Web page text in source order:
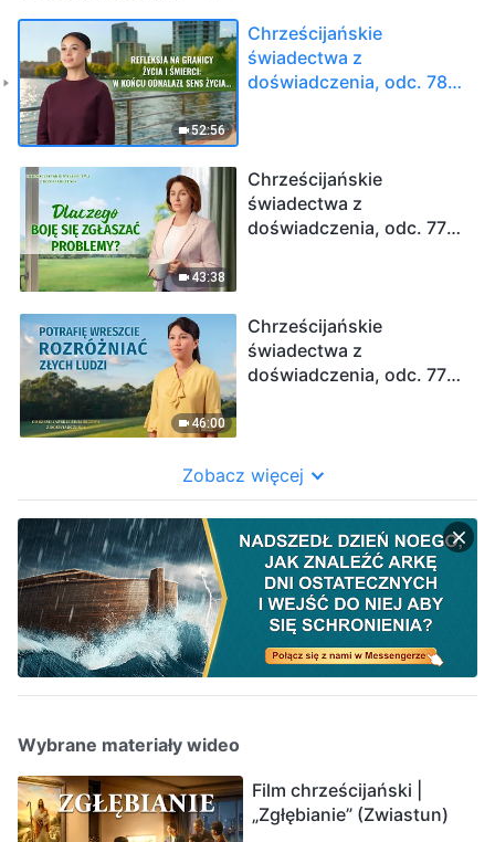
52:56
Chrześcijańskie
świadectwa z
doświadczenia, odc. 780:
43:38
Chrześcijańskie
świadectwa z
doświadczenia, odc. 779:
46:00
Chrześcijańskie
świadectwa z
doświadczenia, odc. 778:
Zobacz więcej
Wybrane materiały wideo
Film chrześcijański |
„Zgłębianie” (Zwiastun)